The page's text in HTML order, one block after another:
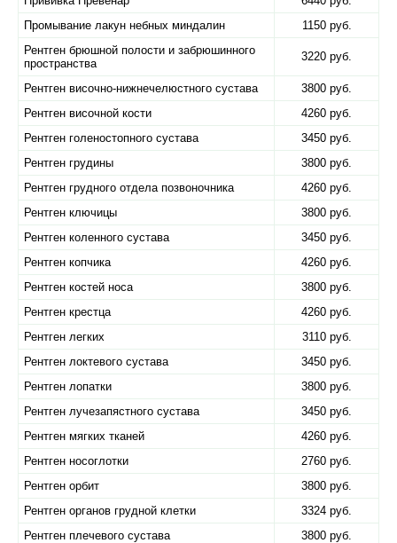
Промывание лакун небных миндалин
1150 руб.
Рентген брюшной полости и забрюшинного
пространства
3220 руб.
Рентген височно-нижнечелюстного сустава
3800 руб.
Рентген височной кости
4260 руб.
Рентген голеностопного сустава
3450 руб.
Рентген грудины
3800 руб.
Рентген грудного отдела позвоночника
4260 руб.
Рентген ключицы
3800 руб.
Рентген коленного сустава
3450 руб.
Рентген копчика
4260 руб.
Рентген костей носа
3800 руб.
Рентген крестца
4260 руб.
Рентген легких
3110 руб.
Рентген локтевого сустава
3450 руб.
Рентген лопатки
3800 руб.
Рентген лучезапястного сустава
3450 руб.
Рентген мягких тканей
4260 руб.
Рентген носоглотки
2760 руб.
Рентген орбит
3800 руб.
Рентген органов грудной клетки
3324 руб.
Рентген плечевого сустава
3800 руб.